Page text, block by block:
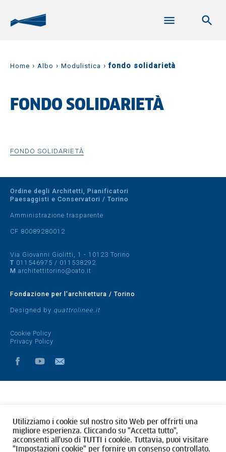
Home › Albo › Modulistica ›fondo solidarietà
FONDO SOLIDARIETÀ
FONDO SOLIDARIETÀ
Ordine degli Architetti, Pianificatori
Paesaggisti e Conservatori / Torino
Amministrazione trasparente
CF 80089280012
Via Giovanni Giolitti, 1 - 10123 Torino
T 011546975 / 011538292
M architettitorino@oato.it
Fondazione per l'architettura / Torino
Designed by quattrolinee.it
Cookie Policy
Privacy Policy
Utilizziamo i cookie sul nostro sito Web per offrirti una
migliore esperienza. Cliccando su "Accetta tutto",
acconsenti all'uso di TUTTI i cookie. Tuttavia, puoi visitare
"Impostazioni cookie" per fornire un consenso controllato.